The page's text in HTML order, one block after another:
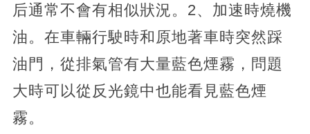
后通常不會有相似狀況。2、加速時燒機
油。在車輛行駛時和原地著車時突然踩
油門，從排氣管有大量藍色煙霧，問題
大時可以從反光鏡中也能看見藍色煙
霧。